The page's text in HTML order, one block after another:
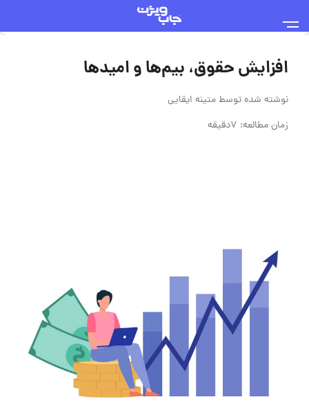
افزایش حقوق، بیم‌ها و امیدها
نوشته شده توسطمتینه ایقایی
زمان مطالعه: 7دقیقه